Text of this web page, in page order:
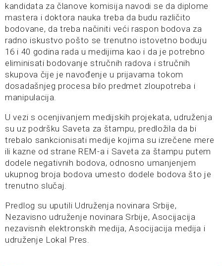
kandidata za članove komisija navodi se da diplome
mastera i doktora nauka treba da budu različito
bodovane, da treba načiniti veći raspon bodova za
radno iskustvo pošto se trenutno istovetno boduju
16 i 40 godina rada u medijima kao i da je potrebno
eliminisati bodovanje stručnih radova i stručnih
skupova čije je navođenje u prijavama tokom
dosadašnjeg procesa bilo predmet zloupotreba i
manipulacija.
U vezi s ocenjivanjem medijskih projekata, udruženja
su uz podršku Saveta za štampu, predložila da bi
trebalo sankcionisati medije kojima su izrečene mere
ili kazne od strane REM-a i Saveta za štampu putem
dodele negativnih bodova, odnosno umanjenjem
ukupnog broja bodova umesto dodele bodova što je
trenutno slučaj.
Predlog su uputili Udruženja novinara Srbije,
Nezavisno udruženje novinara Srbije, Asocijacija
nezavisnih elektronskih medija, Asocijacija medija i
udruženje Lokal Pres.